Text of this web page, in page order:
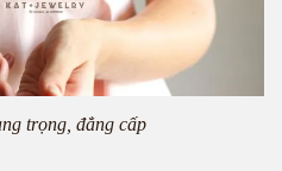
trọng, đẳng cấp